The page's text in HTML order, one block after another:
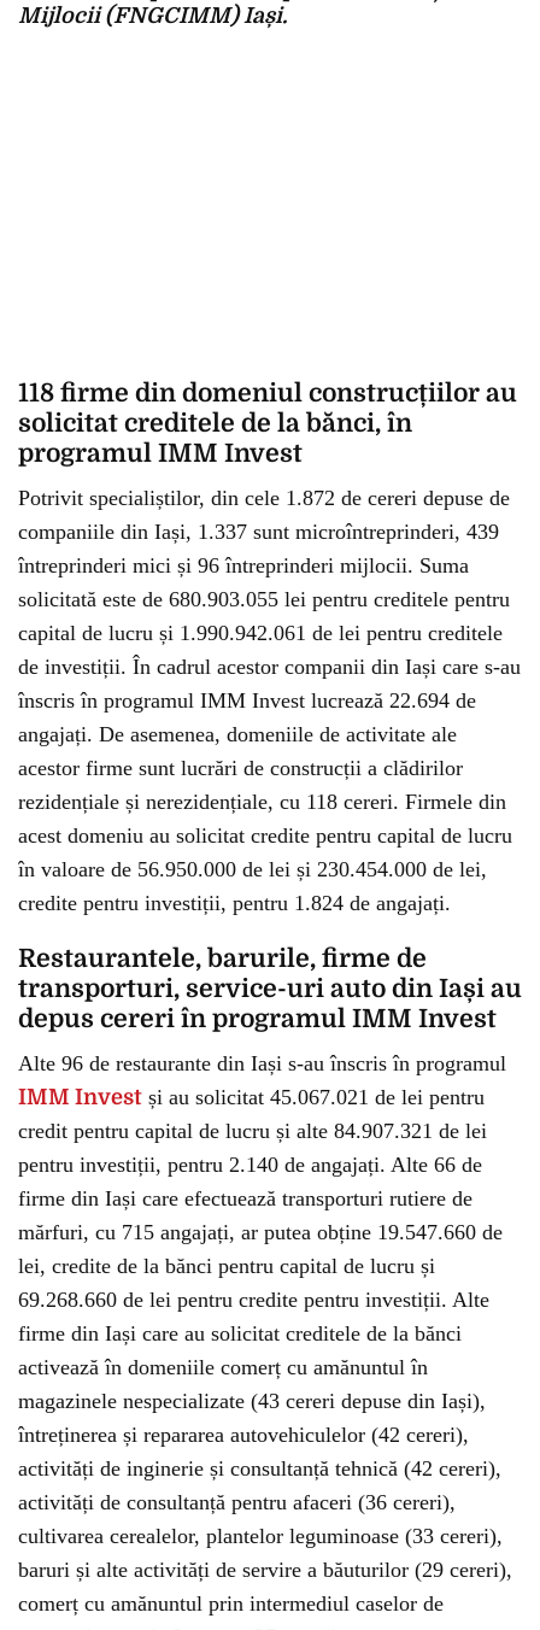
Mijlocii (FNGCIMM) Iași.
118 firme din domeniul construcțiilor au
solicitat creditele de la bănci, în
programul IMM Invest
Potrivit specialiștilor, din cele 1.872 de cereri depuse de
companiile din Iași, 1.337 sunt microîntreprinderi, 439
întreprinderi mici și 96 întreprinderi mijlocii. Suma
solicitată este de 680.903.055 lei pentru creditele pentru
capital de lucru și 1.990.942.061 de lei pentru creditele
de investiții. În cadrul acestor companii din Iași care s-au
înscris în programul IMM Invest lucrează 22.694 de
angajați. De asemenea, domeniile de activitate ale
acestor firme sunt lucrări de construcții a clădirilor
rezidențiale și nerezidențiale, cu 118 cereri. Firmele din
acest domeniu au solicitat credite pentru capital de lucru
în valoare de 56.950.000 de lei și 230.454.000 de lei,
credite pentru investiții, pentru 1.824 de angajați.
Restaurantele, barurile, firme de
transporturi, service-uri auto din Iași au
depus cereri în programul IMM Invest
Alte 96 de restaurante din Iași s-au înscris în programul
IMM Invest și au solicitat 45.067.021 de lei pentru
credit pentru capital de lucru și alte 84.907.321 de lei
pentru investiții, pentru 2.140 de angajați. Alte 66 de
firme din Iași care efectuează transporturi rutiere de
mărfuri, cu 715 angajați, ar putea obține 19.547.660 de
lei, credite de la bănci pentru capital de lucru și
69.268.660 de lei pentru credite pentru investiții. Alte
firme din Iași care au solicitat creditele de la bănci
activează în domeniile comerț cu amănuntul în
magazinele nespecializate (43 cereri depuse din Iași),
întreținerea și repararea autovehiculelor (42 cereri),
activități de inginerie și consultanță tehnică (42 cereri),
activități de consultanță pentru afaceri (36 cereri),
cultivarea cerealelor, plantelor leguminoase (33 cereri),
baruri și alte activități de servire a băuturilor (29 cereri),
comerț cu amănuntul prin intermediul caselor de